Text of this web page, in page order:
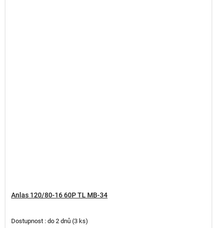
Anlas 120/80-16 60P TL MB-34
Dostupnost : do 2 dnů (3 ks)